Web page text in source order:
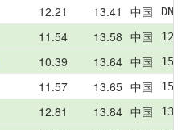
12.21 13.41 中国
11.54 13.58 中国
10.39 13.64 中国
11.57 13.65 中国
12.81 13.84 中国